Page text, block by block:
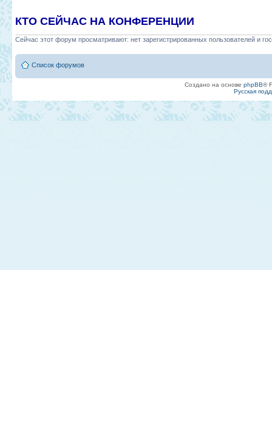
КТО СЕЙЧАС НА КОНФЕРЕНЦИИ
Сейчас этот форум просматривают: нет зарегистрированных пользователей и
Список форумов
Создано на основе phpBB®
Русская